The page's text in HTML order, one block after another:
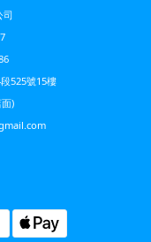
司
525號15樓
)